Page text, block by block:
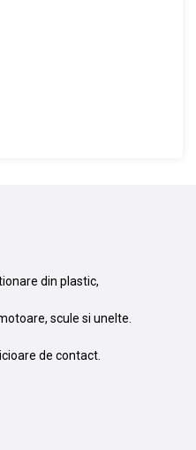
din plastic,
scule si unelte.
de contact.